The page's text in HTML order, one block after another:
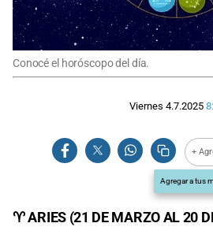
Conocé el horóscopo del día.
Viernes 4.7.2025
+
Agregar a tus
♈ ARIES (21 DE MARZO AL 20